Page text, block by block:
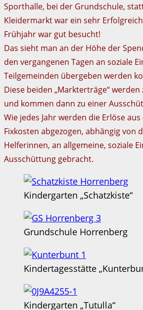
Sporthalle, bei der Grundschule,
Kleidermarkt war ein sehr
Frühjahr war gut besucht!
Das sieht man an der Höhe der
den vergangenen Tagen an soziale
Teilgemeinden übergeben werden
Diese beiden „Markterträge“
und kommen dann zu einer
Wie jedes Jahr werden die Erlöse
Fixkosten abgezogen, abhängig von
Helferinnen, an allgemeine, soziale
Ausschüttung gebracht.
Kindergarten „Schatzkiste“
Grundschule Horrenberg
Kindertagesstätte
Kindergarten „Tutulla“